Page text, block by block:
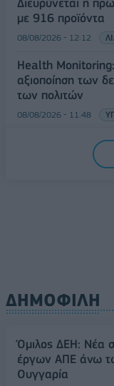
Διευρύνεται η
με 916 προϊόντα
08/08/2026 - 12:12
Health
αξιοποίηση των
των πολιτών
08/08/2026 - 11:48
Ελληνική
ευρώ ανοίγει
ΔΗΜΟΦΙΛΗ
Όμιλος ΔΕΗ: Νέα
έργων ΑΠΕ άνω
Ουγγαρία